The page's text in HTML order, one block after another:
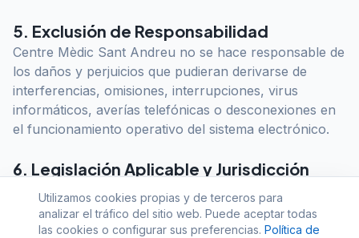
5. Exclusión de Responsabilidad
Centre Mèdic Sant Andreu no se hace responsable de
los daños y perjuicios que pudieran derivarse de
interferencias, omisiones, interrupciones, virus
informáticos, averías telefónicas o desconexiones en
el funcionamiento operativo del sistema electrónico.
6. Legislación Aplicable y Jurisdicción
Las presentes condiciones se rigen por la legislación
española. Para la resolución de cualquier
controversia, las partes se someten a los Juzgados y
Utilizamos cookies propias y de terceros para
analizar el tráfico del sitio web. Puede aceptar todas
las cookies o configurar sus preferencias. Política de